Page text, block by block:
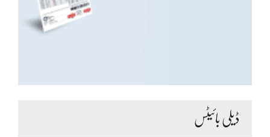
ڈیلی بائیٹس